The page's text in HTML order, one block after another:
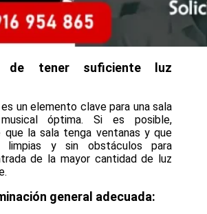
de tener suficiente luz
un elemento clave para una sala
óptima. Si es posible,
que la sala tenga ventanas y que
limpias y sin obstáculos para
de la mayor cantidad de luz
general adecuada: